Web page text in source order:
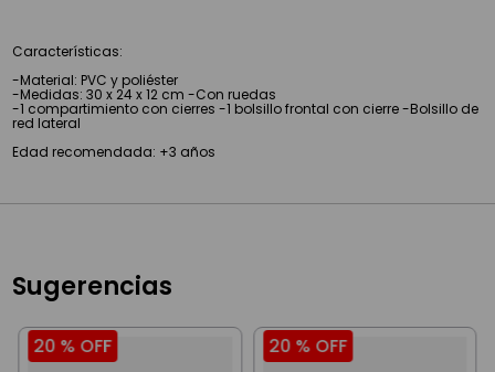
Características:
-Material: PVC y poliéster
-Medidas: 30 x 24 x 12 cm -Con ruedas
-1 compartimiento con cierres -1 bolsillo frontal con cierre -Bolsillo de
red lateral
Edad recomendada: +3 años
Sugerencias
20 % OFF 20 % OFF